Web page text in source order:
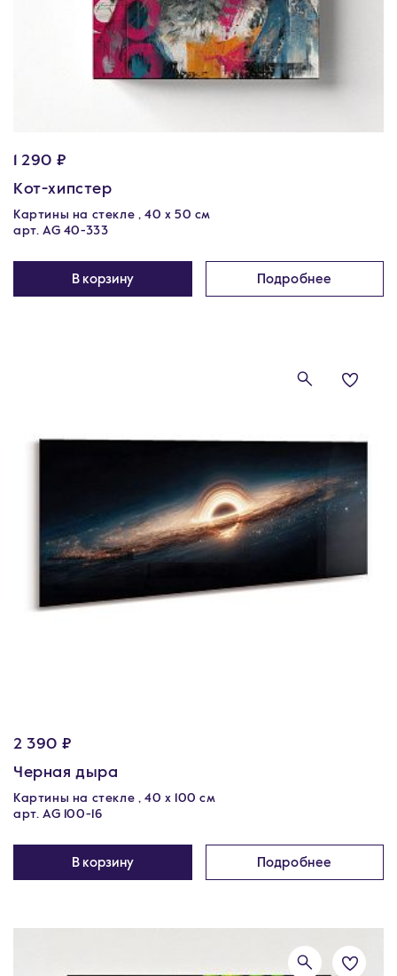
1 290 ₽
Кот-хипстер
Картины на стекле , 40 х 50 см
арт. AG 40-333
В корзину Подробнее
2 390 ₽
Черная дыра
Картины на стекле , 40 x 100 см
арт. AG 100-16
В корзину Подробнее